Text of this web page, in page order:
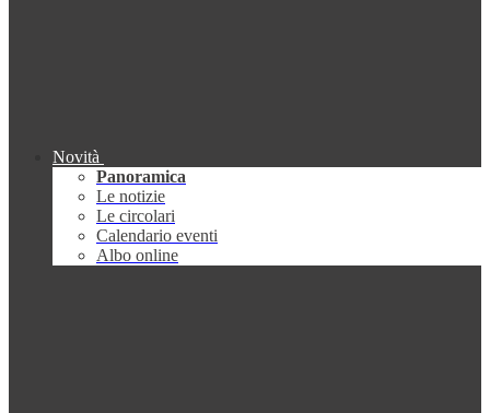
Novità
Panoramica
Le notizie
Le circolari
Calendario eventi
Albo online